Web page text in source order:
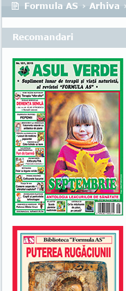
Formula AS › Arhiva ›
Recomandari